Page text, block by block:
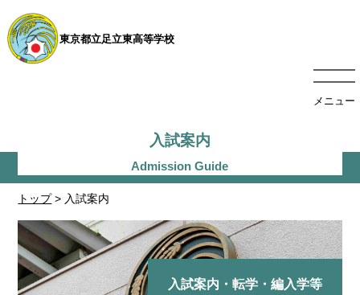
東京都立足立東高等学校
メニュー
トップ> 入試案内
入試案内
入試案内・転学・編入学等